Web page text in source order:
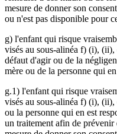
mesure de donner son
ou n'est pas disponible pour
g) l'enfant qui risque
visés au sous-alinéa f) (i),
défaut d'agir ou de la
mère ou de la personne qui
g.1) l'enfant qui risque
visés au sous-alinéa f) (i),
ou la personne qui en est
un traitement afin de prévenir